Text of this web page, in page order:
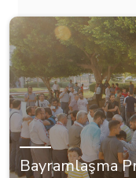
Bayramlaşma